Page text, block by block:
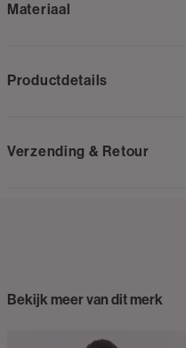
Materiaal
Productdetails
Verzending & Retour
Bekijk meer van dit merk